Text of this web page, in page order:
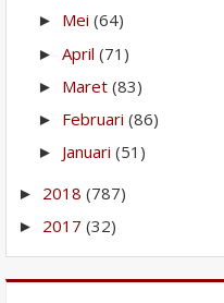
► Mei (64)
► April (71)
► Maret (83)
► Februari (86)
► Januari (51)
► 2018 (787)
► 2017 (32)